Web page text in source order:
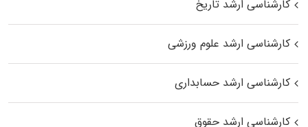
کارشناسی ارشد تاریخ
کارشناسی ارشد علوم ورزشی
کارشناسی ارشد حسابداری
کارشناسی ارشد حقوق